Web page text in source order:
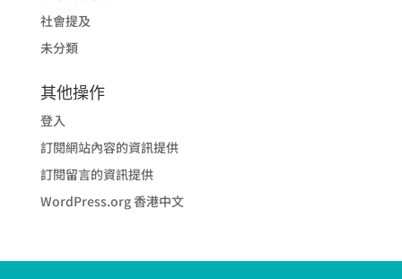
社會提及
未分類
其他操作
登入
訂閱網站內容的資訊提供
訂閱留言的資訊提供
WordPress.org 香港中文